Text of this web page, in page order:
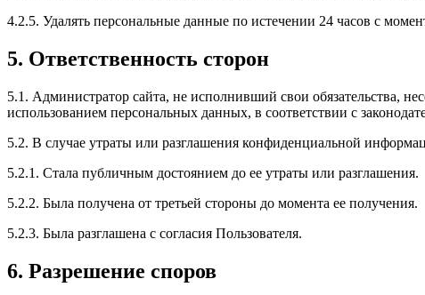
4.2.5. Удалять персональные данные по истечении 24 часов с
5. Ответственность сторон
5.1. Администратор сайта, не исполнивший свои обязательства,
использованием персональных данных, в соответствии с
5.2. В случае утраты или разглашения конфиденциальной
5.2.1. Стала публичным достоянием до ее утраты или разглашения.
5.2.2. Была получена от третьей стороны до момента ее получения.
5.2.3. Была разглашена с согласия Пользователя.
6. Разрешение споров